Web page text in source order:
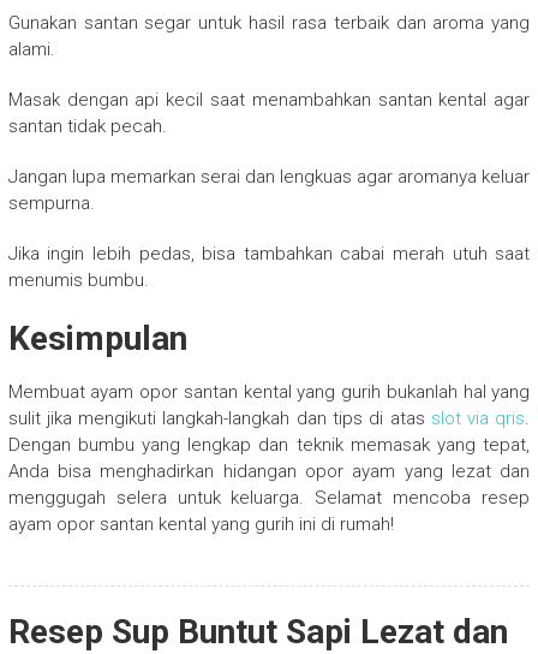
Gunakan santan segar untuk hasil rasa terbaik dan aroma yang
alami.
Masak dengan api kecil saat menambahkan santan kental agar
santan tidak pecah.
Jangan lupa memarkan serai dan lengkuas agar aromanya keluar
sempurna.
Jika ingin lebih pedas, bisa tambahkan cabai merah utuh saat
menumis bumbu.
Kesimpulan
Membuat ayam opor santan kental yang gurih bukanlah hal yang
sulit jika mengikuti langkah-langkah dan tips di atas slot via qris.
Dengan bumbu yang lengkap dan teknik memasak yang tepat,
Anda bisa menghadirkan hidangan opor ayam yang lezat dan
menggugah selera untuk keluarga. Selamat mencoba resep
ayam opor santan kental yang gurih ini di rumah!
Resep Sup Buntut Sapi Lezat dan